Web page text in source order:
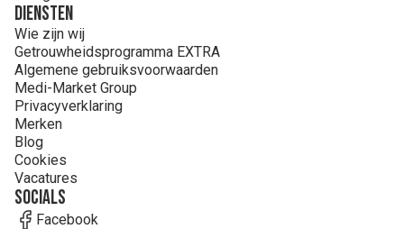
Diensten
Wie zijn wij
Getrouwheidsprogramma EXTRA
Algemene gebruiksvoorwaarden
Medi-Market Group
Privacyverklaring
Merken
Blog
Cookies
Vacatures
Socials
Facebook